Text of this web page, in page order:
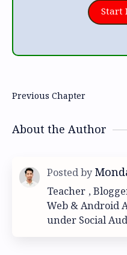
Start
About the Author
Teacher ,
Web & Android
under Social